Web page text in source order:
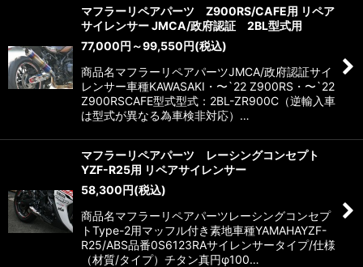
マフラーリペアパーツ Z900RS/CAFE用 リペア
サイレンサー JMCA/政府認証 2BL型式用
77,000円 ～99,550円(税込)
商品名マフラーリペアパーツJMCA/政府認証サイ
レンサー車種KAWASAKI・〜`22 Z900RS・〜`22
Z900RSCAFE型式型式：2BL-ZR900C（逆輸入車
は型式が異なる為車検非対応）…
マフラーリペアパーツ レーシングコンセプト
YZF-R25用 リペアサイレンサー
58,300円(税込)
商品名マフラーリペアパーツレーシングコンセプ
トType-2用マッフル付き素地車種YAMAHAYZF-
R25/ABS品番0S6123RAサイレンサータイプ/仕様
（材質/タイプ）チタン真円φ100…